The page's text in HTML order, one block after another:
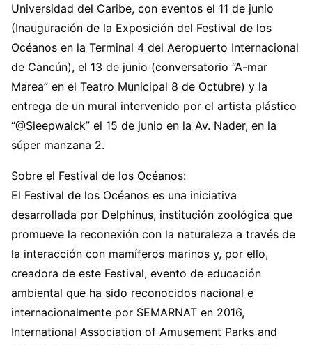
Universidad del Caribe, con eventos el 11 de junio
(Inauguración de la Exposición del Festival de los
Océanos en la Terminal 4 del Aeropuerto Internacional
de Cancún), el 13 de junio (conversatorio “A-mar
Marea” en el Teatro Municipal 8 de Octubre) y la
entrega de un mural intervenido por el artista plástico
“@Sleepwalck” el 15 de junio en la Av. Nader, en la
súper manzana 2.
Sobre el Festival de los Océanos:
El Festival de los Océanos es una iniciativa
desarrollada por Delphinus, institución zoológica que
promueve la reconexión con la naturaleza a través de
la interacción con mamíferos marinos y, por ello,
creadora de este Festival, evento de educación
ambiental que ha sido reconocidos nacional e
internacionalmente por SEMARNAT en 2016,
International Association of Amusement Parks and